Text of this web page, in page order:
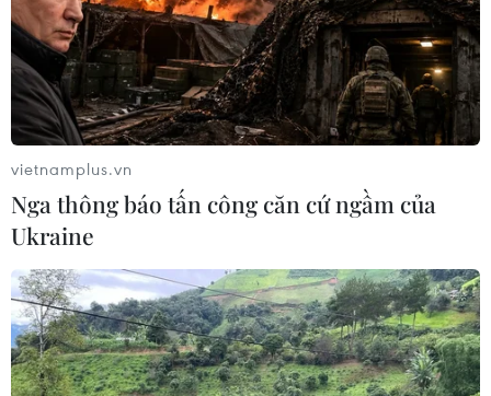
vietnamplus.vn
Nga thông báo tấn công căn cứ ngầm của
Ukraine